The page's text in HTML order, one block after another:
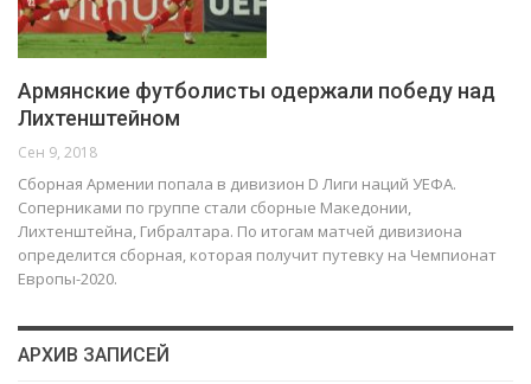
Армянские футболисты одержали победу над
Лихтенштейном
Сен 9, 2018
Сборная Армении попала в дивизион D Лиги наций УЕФА.
Соперниками по группе стали сборные Македонии,
Лихтенштейна, Гибралтара. По итогам матчей дивизиона
определится сборная, которая получит путевку на Чемпионат
Европы-2020.
АРХИВ ЗАПИСЕЙ